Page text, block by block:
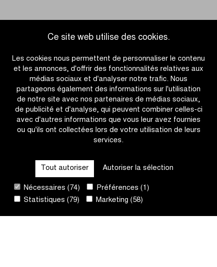
Ce site web utilise des cookies.
Les cookies nous permettent de personnaliser le contenu
et les annonces, d'offrir des fonctionnalités relatives aux
médias sociaux et d'analyser notre trafic. Nous
partageons également des informations sur l'utilisation
de notre site avec nos partenaires de médias sociaux,
de publicité et d'analyse, qui peuvent combiner celles-ci
avec d'autres informations que vous leur avez fournies
ou qu'ils ont collectées lors de votre utilisation de leurs
services.
Tout autoriser Autoriser la sélection
Nécessaires (74)
Préférences (1)
Statistiques (79)
Marketing (58)
Middelkerke,
Van
Alphen
remporte
la
victoire
finale
du
Telenet
2026-
2027